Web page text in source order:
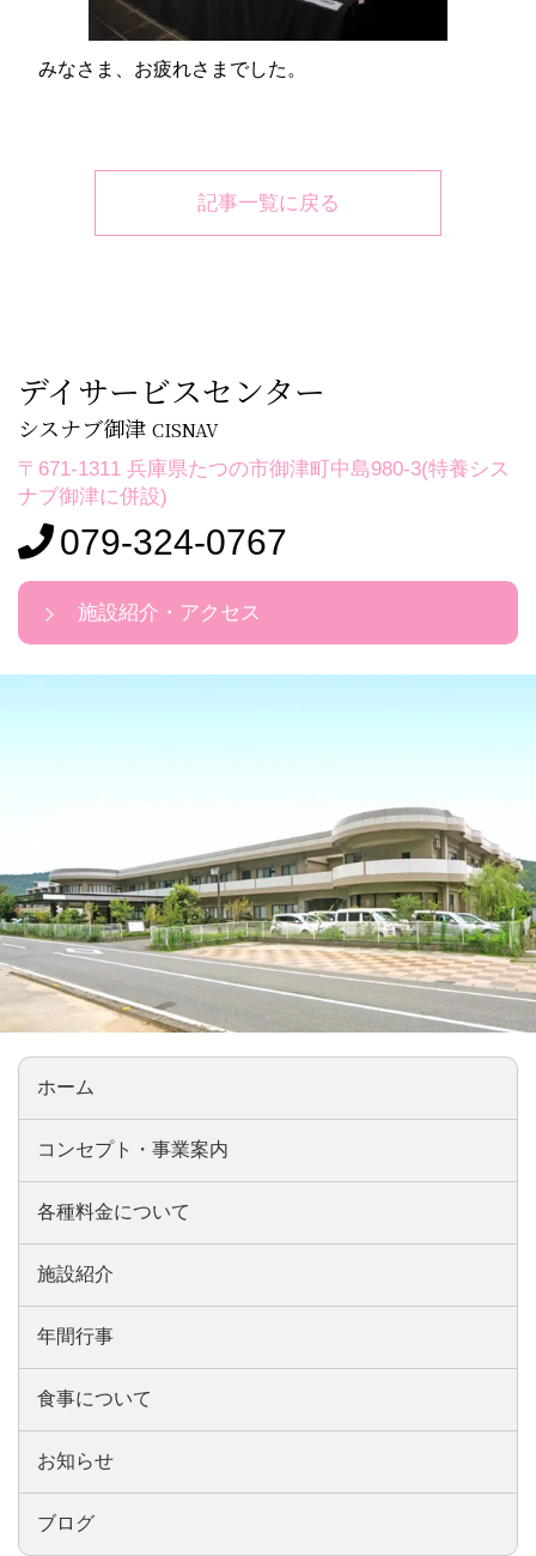
みなさま、お疲れさまでした。
記事一覧に戻る
デイサービスセンター
シスナブ御津 CISNAV
〒671-1311 兵庫県たつの市御津町中島980-3(特養シス
ナブ御津に併設)
079-324-0767
施設紹介・アクセス
ホーム
コンセプト・事業案内
各種料金について
施設紹介
年間行事
食事について
お知らせ
ブログ